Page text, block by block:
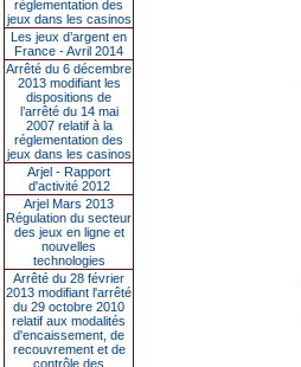
réglementation des
jeux dans les casinos
Les jeux d’argent en
France - Avril 2014
Arrêté du 6 décembre
2013 modifiant les
dispositions de
l’arrêté du 14 mai
2007 relatif à la
réglementation des
jeux dans les casinos
Arjel - Rapport
d'activité 2012
Arjel Mars 2013
Régulation du secteur
des jeux en ligne et
nouvelles
technologies
Arrêté du 28 février
2013 modifiant l'arrêté
du 29 octobre 2010
relatif aux modalités
d'encaissement, de
recouvrement et de
contrôle des